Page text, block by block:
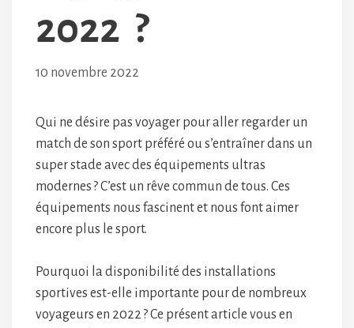
2022 ?
10 novembre 2022
Qui ne désire pas voyager pour aller regarder un
match de son sport préféré ou s’entraîner dans un
super stade avec des équipements ultras
modernes ? C’est un rêve commun de tous. Ces
équipements nous fascinent et nous font aimer
encore plus le sport.
Pourquoi la disponibilité des installations
sportives est-elle importante pour de nombreux
voyageurs en 2022 ? Ce présent article vous en